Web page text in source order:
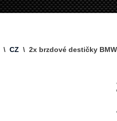
\ CZ \ 2x brzdové destičky